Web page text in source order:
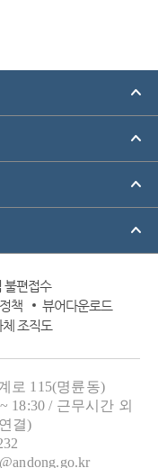
불편접수
책
뷰어다운로드
조직도
로 115(명륜동)
18:30 / 근무시간 외
결)